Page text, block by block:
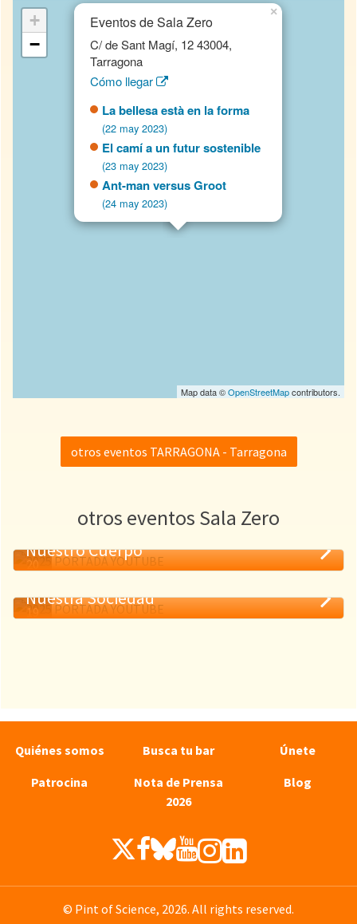
Eventos de Sala Zero
C/ de Sant Magí, 12 43004,
Tarragona
Cómo llegar
La bellesa està en la forma
(22 may 2023)
El camí a un futur sostenible
(23 may 2023)
Ant-man versus Groot
(24 may 2023)
×
+
−
Map data ©OpenStreetMapcontributors.
otros eventos TARRAGONA - Tarragona
otros eventos Sala Zero
20
Nuestro Cuerpo
19
Nuestra Sociedad
Quiénes somos Busca tu bar
Únete
Patrocina
Nota de Prensa
2026
Blog
© Pint of Science, 2026. All rights reserved.